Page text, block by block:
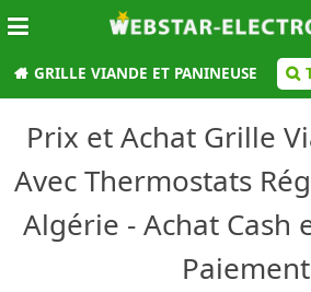
GRILLE VIANDE ET PANINEUSE
Prix et Achat Grille
Avec Thermostats
Algérie - Achat Cash
Paiement